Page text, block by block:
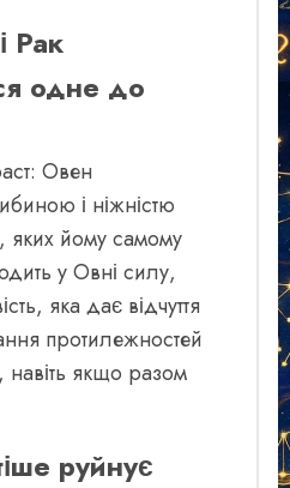
Рак
одне до
Овен
і ніжністю
яких йому самому
у Овні силу,
яка дає відчуття
протилежностей
якщо разом
руйнує